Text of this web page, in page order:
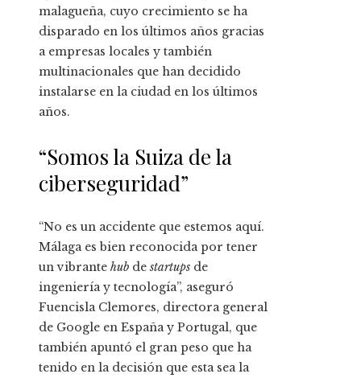
malagueña, cuyo crecimiento se ha
disparado en los últimos años gracias
a empresas locales y también
multinacionales que han decidido
instalarse en la ciudad en los últimos
años.
“Somos la Suiza de la
ciberseguridad”
“No es un accidente que estemos aquí.
Málaga es bien reconocida por tener
un vibrante hub de startups de
ingeniería y tecnología”, aseguró
Fuencisla Clemores, directora general
de Google en España y Portugal, que
también apuntó el gran peso que ha
tenido en la decisión que esta sea la